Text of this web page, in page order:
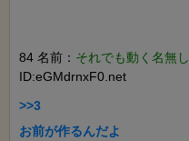
84 名前： それでも動く名無し
ID:eGMdrnxF0.net
>>3
お前が作るんだよ